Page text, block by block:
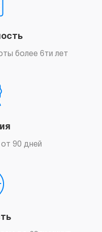
более 6ти лет
90 дней